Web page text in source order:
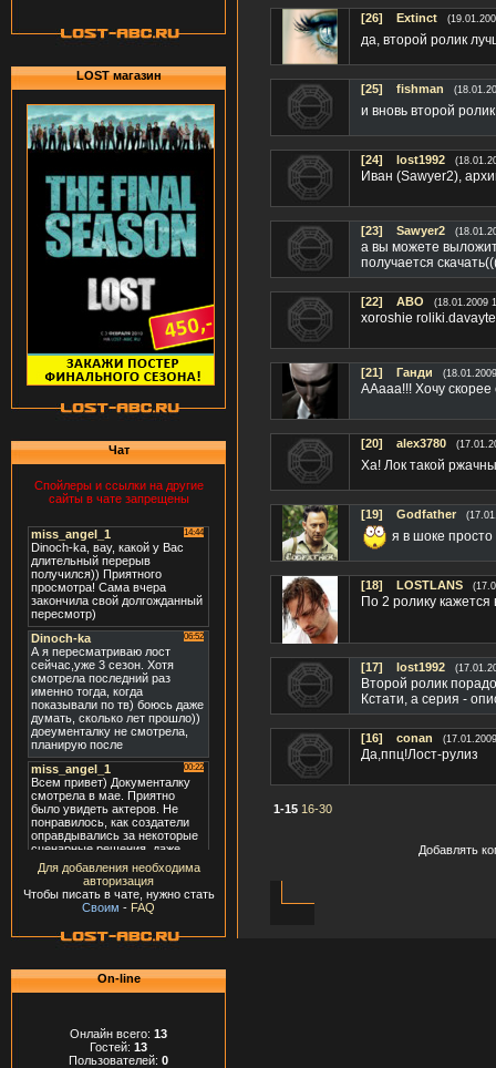
LOST магазин
Чат
Спойлеры и ссылки на другие
сайты в чате запрещены
Для добавления необходима
авторизация
Чтобы писать в чате, нужно стать
Своим - FAQ
On-line
Онлайн всего: 13
Гостей: 13
Пользователей: 0
[26] Extinct
да, второй ролик
[25] fishman
и вновь второй
[24] lost1992
Иван (Sawyer2),
[23] Sawyer2
а вы можете
получается
[22] ABO (18.01.2009
xoroshie
[21] Ганди
ААааа!!! Хочу скорее
[20] alex3780
Ха! Лок такой
[19] Gоdfаther
я в шоке просто
[18] LOSTLANS
По 2 ролику кажется
[17] lost1992
Второй ролик
Кстати, а серия -
[16] conan
Да,ппц!Лост-рулиз
1-15 16-30
Добавлять